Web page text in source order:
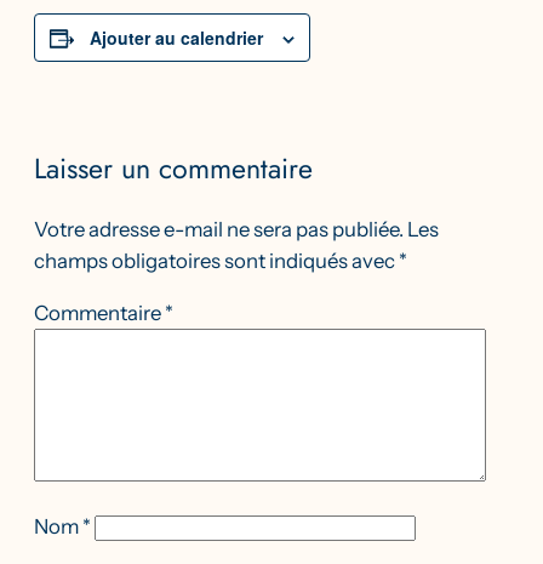
Ajouter au calendrier
Laisser un commentaire
Votre adresse e-mail ne sera pas publiée. Les
champs obligatoires sont indiqués avec *
Commentaire *
Nom *